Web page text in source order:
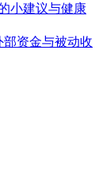
小建议与健康
资金与被动收